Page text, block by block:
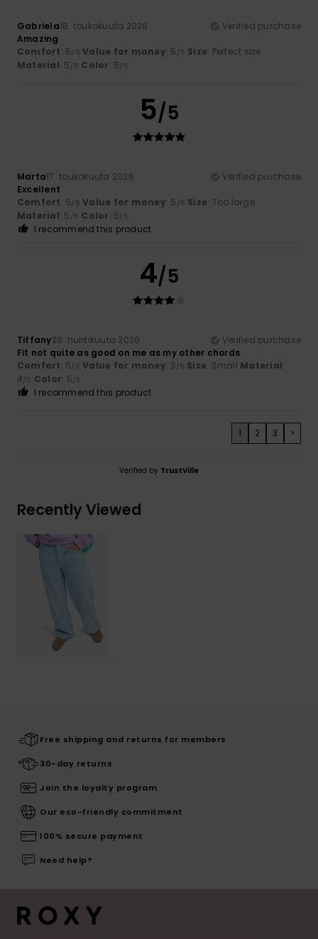
Gabriela18. toukokuuta 2026
Verified purchase
Amazing
Comfort: 5/5 Value for money: 5 /5 Size: Perfect size
Material: 5 /5 Color: 5/5
5/5
Marta17. toukokuuta 2026
Verified purchase
Excellent
Comfort: 5/5 Value for money: 5 /5 Size: Too large
Material: 5 /5 Color: 5/5
I recommend this product
4/5
Tiffany28. huhtikuuta 2026
Verified purchase
Fit not quite as good on me as my other chords
Comfort: 5/5 Value for money: 3 /5 Size: Small Material:
4/5 Color: 5/5
I recommend this product
1 2 3 >
Verified by TrustVille
Recently Viewed
Free shipping and returns for members
30-day returns
Join the loyalty program
Our eco-friendly commitment
100% secure payment
Need help?